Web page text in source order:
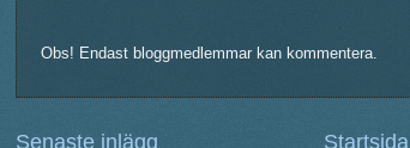
Obs! Endast bloggmedlemmar kan kommentera.
Senaste inlägg Startsida